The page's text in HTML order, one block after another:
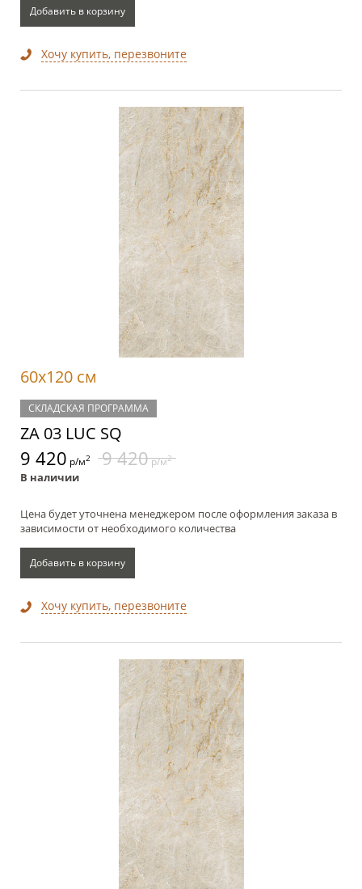
Добавить в корзину
Хочу купить, перезвоните
60x120 см
СКЛАДСКАЯ ПРОГРАММА
ZA 03 LUC SQ
9 420 р/м2 9 420р/м2
В наличии
Цена будет уточнена менеджером после оформления заказа в
зависимости от необходимого количества
Добавить в корзину
Хочу купить, перезвоните